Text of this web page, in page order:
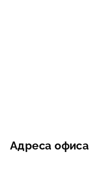
Адреса офиса